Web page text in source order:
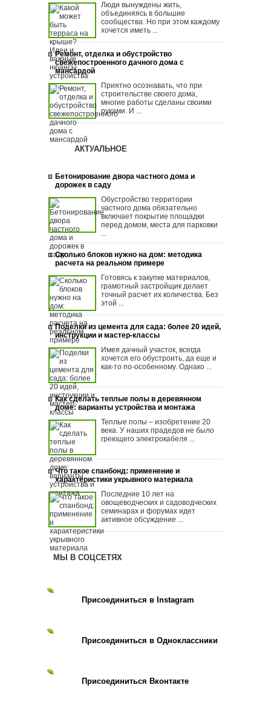
Люди вынуждены жить,
объединяясь в большие
сообщества. Но при этом каждому
хочется иметь ...
Ремонт, отделка и обустройство
свежепостроенного дачного дома с
мансардой
Приятно осознавать, что при
строительстве своего дома,
многие работы сделаны своими
руками. И ...
АКТУАЛЬНОЕ
Бетонирование двора частного дома и
дорожек в саду
Обустройство территории
частного дома обязательно
включает покрытие площадки
перед домом, места для парковки
...
Сколько блоков нужно на дом: методика
расчета на реальном примере
Готовясь к закупке материалов,
грамотный застройщик делает
точный расчет их количества. Без
этой ...
Поделки из цемента для сада: более 20 идей,
инструкции и мастер-классы
Имея дачный участок, всегда
хочется его обустроить, да еще и
как-то по-особенному. Однако ...
Как сделать теплые полы в деревянном
доме: варианты устройства и монтажа
Теплые полы – изобретение 20
века. У наших прадедов не было
греющего электрокабеля ...
Что такое спанбонд: применение и
характеристики укрывного материала
Последние 10 лет на
овощеводческих и садоводческих
семинарах и форумах идет
активное обсуждение ...
МЫ В СОЦСЕТЯХ
Присоединиться в Instagram
Присоединиться в Одноклассники
Присоединиться Вконтакте